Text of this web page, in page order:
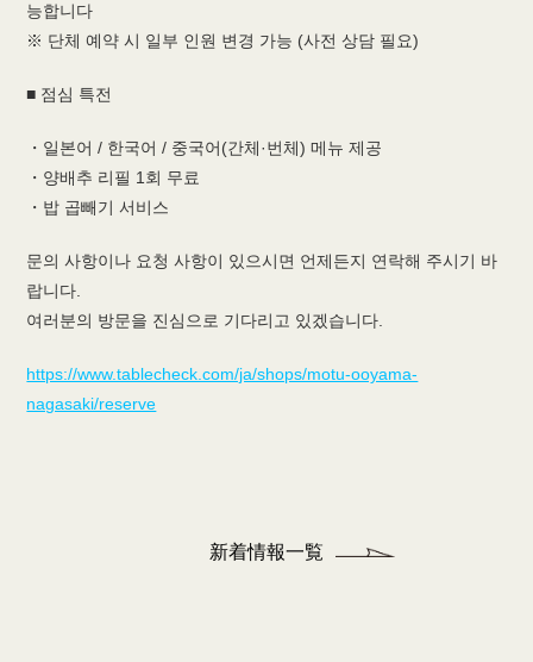
능합니다
※ 단체 예약 시 일부 인원 변경 가능 (사전 상담 필요)
■ 점심 특전
・일본어 / 한국어 / 중국어(간체·번체) 메뉴 제공
・양배추 리필 1회 무료
・밥 곱빼기 서비스
문의 사항이나 요청 사항이 있으시면 언제든지 연락해 주시기 바
랍니다.
여러분의 방문을 진심으로 기다리고 있겠습니다.
https://www.tablecheck.com/ja/shops/motu-ooyama-
nagasaki/reserve
新着情報一覧